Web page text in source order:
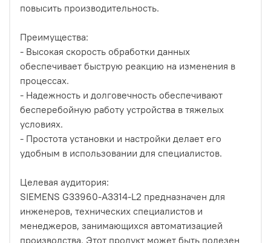
повысить производительность.
Преимущества:
- Высокая скорость обработки данных
обеспечивает быструю реакцию на изменения в
процессах.
- Надежность и долговечность обеспечивают
бесперебойную работу устройства в тяжелых
условиях.
- Простота установки и настройки делает его
удобным в использовании для специалистов.
Целевая аудитория:
SIEMENS G33960-A3314-L2 предназначен для
инженеров, технических специалистов и
менеджеров, занимающихся автоматизацией
производства. Этот продукт может быть полезен